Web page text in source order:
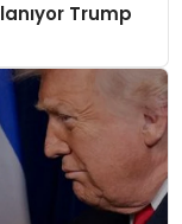
Trump